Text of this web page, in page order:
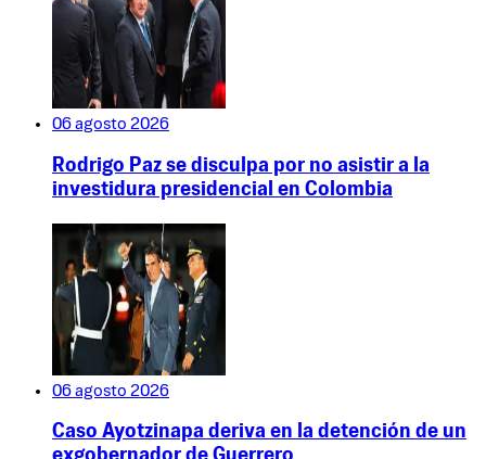
06 agosto 2026
Rodrigo Paz se disculpa por no asistir a la
investidura presidencial en Colombia
06 agosto 2026
Caso Ayotzinapa deriva en la detención de un